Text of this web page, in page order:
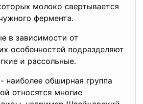
молоко свертывается
фермента.
в зависимости от
особенностей подразделяют
и рассольные.
наиболее обширная группа
относятся многие